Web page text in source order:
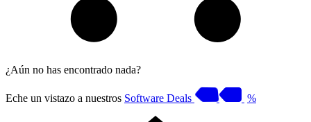
¿Aún no has encontrado nada?
Eche un vistazo a nuestros Software Deals %